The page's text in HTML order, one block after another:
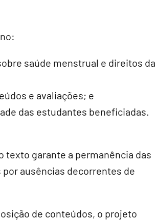
saúde menstrual e direitos
e avaliações; e
das estudantes beneficiadas.
texto garante a permanência das
ausências decorrentes de
de conteúdos, o projeto